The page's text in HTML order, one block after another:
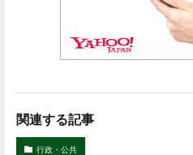
関連する記事
行政・公共